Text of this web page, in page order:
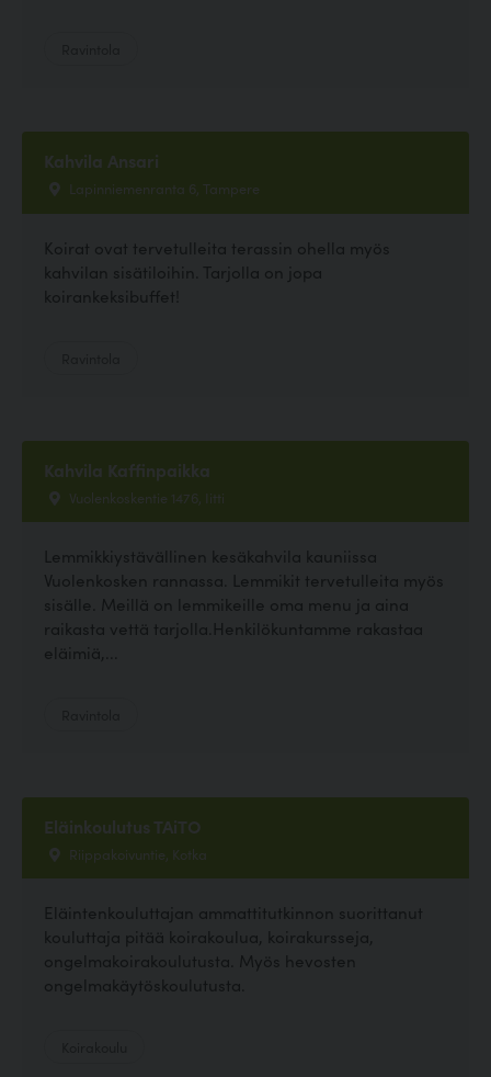
Kahvila Ansari
Lapinniemenranta 6, Tampere
Koirat ovat tervetulleita terassin ohella myös
kahvilan sisätiloihin. Tarjolla on jopa
koirankeksibuffet!
Kahvila Kaffinpaikka
Vuolenkoskentie 1476, Iitti
Lemmikkiystävällinen kesäkahvila kauniissa
Vuolenkosken rannassa. Lemmikit tervetulleita myös
sisälle. Meillä on lemmikeille oma menu ja aina
raikasta vettä tarjolla.Henkilökuntamme rakastaa
eläimiä,...
Eläinkoulutus TAiTO
Riippakoivuntie, Kotka
Eläintenkouluttajan ammattitutkinnon suorittanut
kouluttaja pitää koirakoulua, koirakursseja,
ongelmakoirakoulutusta. Myös hevosten
ongelmakäytöskoulutusta.